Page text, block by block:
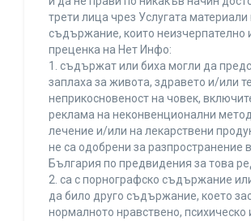
трети лица чрез Услугата
съдържание, които неизчерпателно
преценка на Нет Инфо:
1. съдържат или биха могли да
заплаха за живота, здравето и/или
неприкосновеност на човек,
реклама на неконвенционални
лечение и/или на лекарствени
не са одобрени за разпространение
България по предвидения за това
2. са с порнографско съдържание
да било друго съдържание, което
нормалното нравствено, психическо